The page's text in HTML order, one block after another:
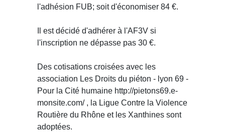
l'adhésion FUB; soit d'économiser 84 €.
Il est décidé d'adhérer à l'AF3V si
l'inscription ne dépasse pas 30 €.
Des cotisations croisées avec les
association Les Droits du piéton - lyon 69 -
Pour la Cité humaine http://pietons69.e-
monsite.com/ , la Ligue Contre la Violence
Routière du Rhône et les Xanthines sont
adoptées.